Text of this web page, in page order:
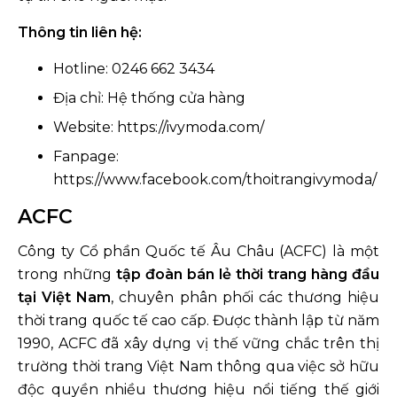
Thông tin liên hệ:
Hotline: 0246 662 3434
Địa chỉ: Hệ thống cửa hàng
Website: https://ivymoda.com/
Fanpage:
https://www.facebook.com/thoitrangivymoda/
ACFC
Công ty Cổ phần Quốc tế Âu Châu (ACFC) là một
trong những tập đoàn bán lẻ thời trang hàng đầu
tại Việt Nam, chuyên phân phối các thương hiệu
thời trang quốc tế cao cấp. Được thành lập từ năm
1990, ACFC đã xây dựng vị thế vững chắc trên thị
trường thời trang Việt Nam thông qua việc sở hữu
độc quyền nhiều thương hiệu nổi tiếng thế giới